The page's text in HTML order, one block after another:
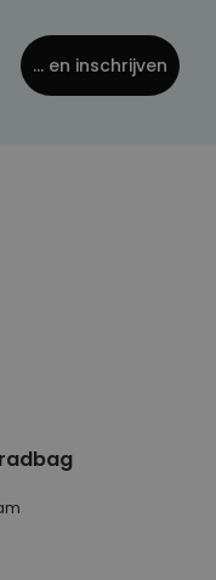
... en inschrijven